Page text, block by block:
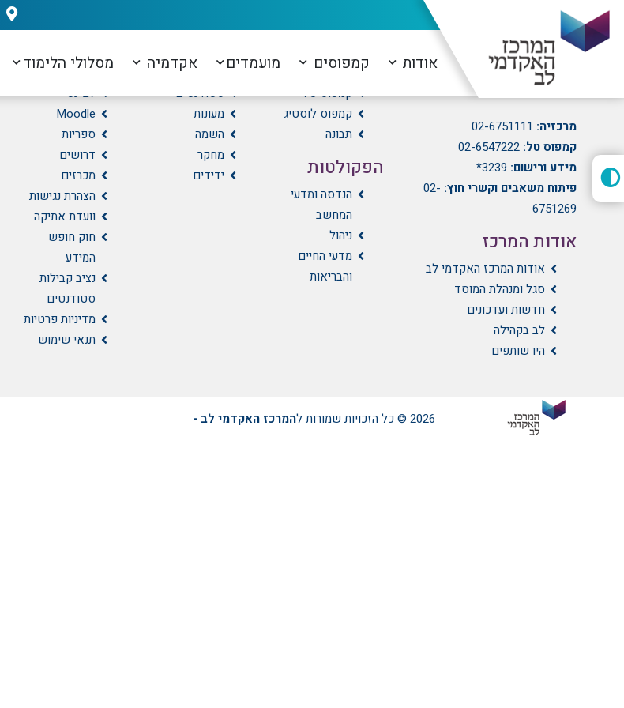
אודות קמפוסים מועמדים אקדמיה מסלולי הלימוד
המרכז האקדמי לב
הועד הלאומי 21, גבעת מרדכי,
מרכזיה: 02-6751111
קמפוס טל: 02-6547222
מידע ורישום: 3239*
פיתוח משאבים וקשרי חוץ: 02-
6751269
אודות המרכז
אודות המרכז האקדמי לב
סגל ומנהלת המוסד
חדשות ועדכונים
לב בקהילה
היו שותפים
קמפוס לב
קמפוס טל
קמפוס לוסטיג
תבונה
הפקולטות
הנדסה ומדעי
המחשב
ניהול
מדעי החיים
והבריאות
מועמדים
סטודנטים
מעונות
השמה
מחקר
ידידים
נרשמים
לב-נט
Moodle
ספריות
דרושים
מכרזים
הצהרת נגישות
וועדת אתיקה
חוק חופש
המידע
נציב קבילות
סטודנטים
מדיניות פרטיות
תנאי שימוש
2026 © כל הזכויות שמורות ל המרכז האקדמי לב -